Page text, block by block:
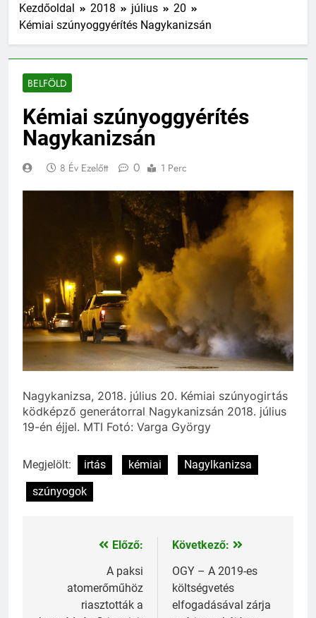
Kezdőoldal 2018 július
20
Kémiai szúnyoggyérítés Nagykanizsán
BELFÖLD
Kémiai szúnyoggyérítés
Nagykanizsán
8 Év Ezelőtt 0 1 Perc
Nagykanizsa, 2018. július 20. Kémiai szúnyogirtás
ködképző generátorral Nagykanizsán 2018. július
19-én éjjel. MTI Fotó: Varga György
Megjelölt: irtás kémiai
Nagylkanizsa
szúnyogok
Bejegyzés
navigáció
Előző:
A paksi
atomerőműhöz
riasztották a
Következő:
OGY – A 2019-es
költségvetés
elfogadásával zárja